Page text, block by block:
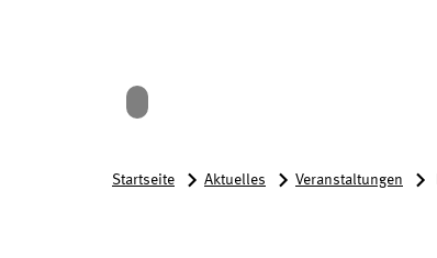
Startseite Aktuelles Veranstaltungen